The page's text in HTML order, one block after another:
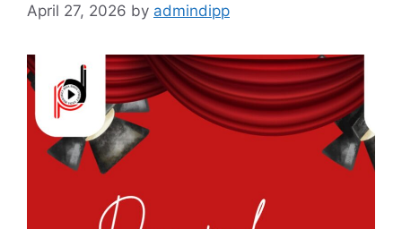
April 27, 2026 by admindipp